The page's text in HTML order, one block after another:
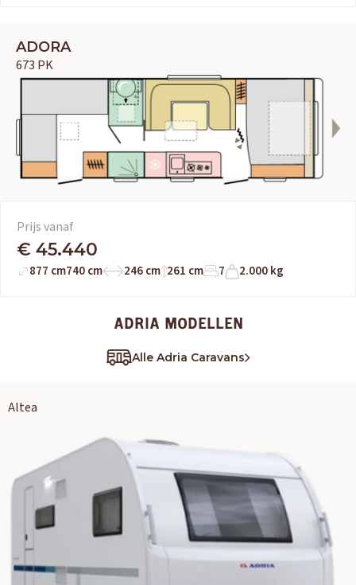
ADORA
673 PK
Prijs vanaf
€ 45.440
877 cm740 cm 246 cm 261 cm 7 2.000 kg
ADRIA MODELLEN
Alle Adria Caravans
Altea